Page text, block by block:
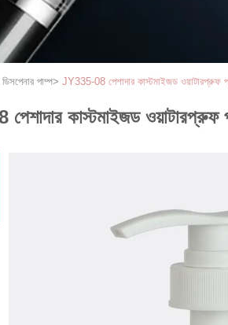
পাম্প> JY335-08 পেশাদার কাস্টমাইজড ওয়াটারপ্রুফ
কাস্টমাইজড ওয়াটারপ্রুফ